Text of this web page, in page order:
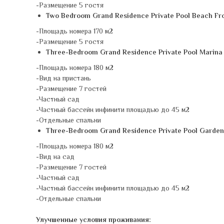
-Размещение 5 гостя
Two Bedroom Grand Residence Private Pool Beach
-Площадь номера 170 м2
-Размещение 5 гостя
Three-Bedroom Grand Residence Private Pool
-Площадь номера 180 м2
-Вид на пристань
-Размещение 7 гостей
-Частный сад
-Частный бассейн инфинити площадью до 45 м2
-Отдельные спальни
Three-Bedroom Grand Residence Private Pool
-Площадь номера 180 м2
-Вид на сад
-Размещение 7 гостей
-Частный сад
-Частный бассейн инфинити площадью до 45 м2
-Отдельные спальни
Улучшенные условия проживания: